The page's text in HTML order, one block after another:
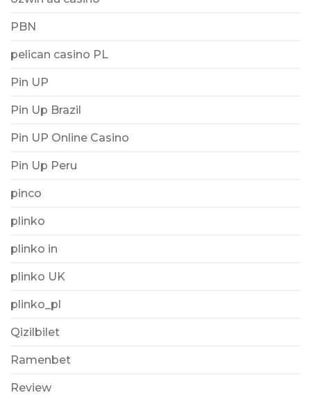
PBN
pelican casino PL
Pin UP
Pin Up Brazil
Pin UP Online Casino
Pin Up Peru
pinco
plinko
plinko in
plinko UK
plinko_pl
Qizilbilet
Ramenbet
Review